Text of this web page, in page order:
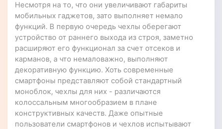
Несмотря на то, что они увеличивают габариты
мобильных гаджетов, зато выполняет немало
функций. В первую очередь чехлы оберегают
устройство от раннего выхода из строя, заметно
расширяют его функционал за счет отсеков и
карманов, а что немаловажно, выполняют
декоративную функцию. Хоть современные
смартфоны представляют собой стандартный
моноблок, чехлы для них - различаются
колоссальным многообразием в плане
конструктивных качеств. Даже опытные
пользователи смартфонов и чехлов испытывают